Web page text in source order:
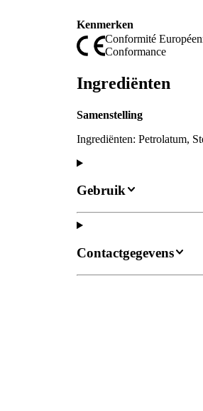
Kenmerken
Conformité
Conformance
Ingrediënten
Samenstelling
Ingrediënten: Petrolatum,
Gebruik
Contactgegevens